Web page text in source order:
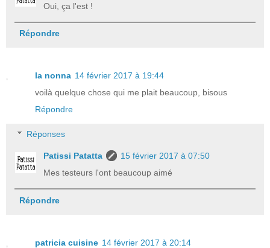
Oui, ça l'est !
Répondre
la nonna 14 février 2017 à 19:44
voilà quelque chose qui me plait beaucoup, bisous
Répondre
Réponses
Patissi Patatta
15 février 2017 à 07:50
Mes testeurs l'ont beaucoup aimé
Répondre
patricia cuisine 14 février 2017 à 20:14